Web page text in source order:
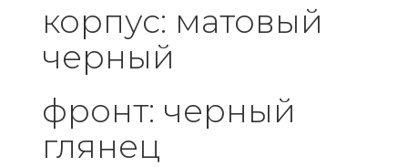
корпус: матовый
черный
фронт: черный
глянец